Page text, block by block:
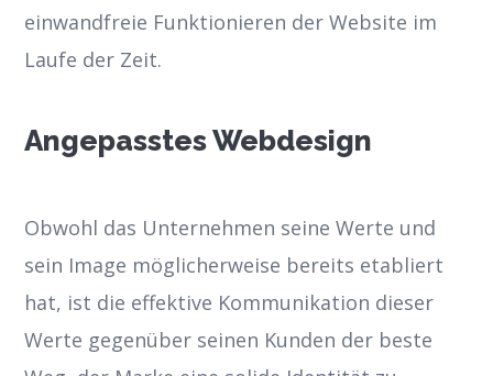
einwandfreie Funktionieren der Website im
Laufe der Zeit.
Angepasstes Webdesign
Obwohl das Unternehmen seine Werte und
sein Image möglicherweise bereits etabliert
hat, ist die effektive Kommunikation dieser
Werte gegenüber seinen Kunden der beste